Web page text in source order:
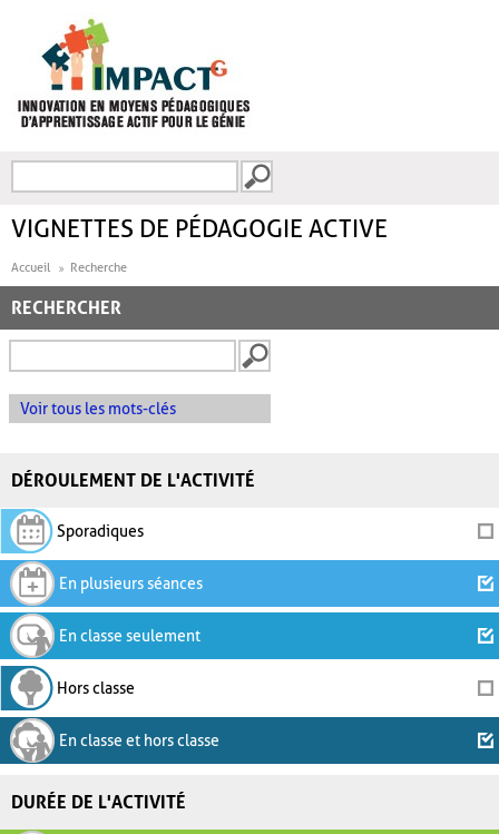
FORMULAIRE DE
VIGNETTES DE PÉDAGOGIE ACTIVE
Accueil Recherche
RECHERCHER
Voir tous les mots-clés
DÉROULEMENT DE L'ACTIVITÉ
Sporadiques
En plusieurs séances
En classe seulement
Hors classe
En classe et hors classe
DURÉE DE L'ACTIVITÉ